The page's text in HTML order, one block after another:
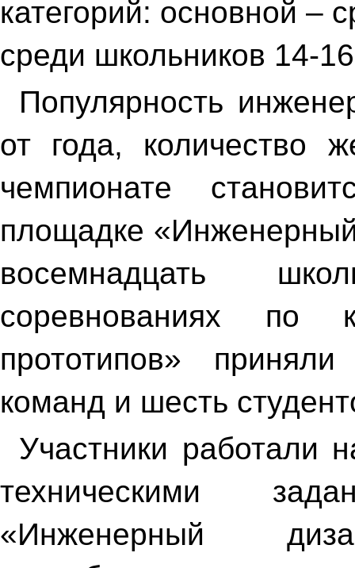
категорий: основной –
среди школьников 14-
Популярность
от года, количество
чемпионате
площадке
восемнадцать
соревнованиях по
прототипов»
команд и шесть
Участники работали
техническими
«Инженерный